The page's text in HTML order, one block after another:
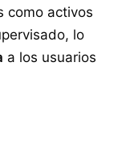
como activos
lo
a los usuarios